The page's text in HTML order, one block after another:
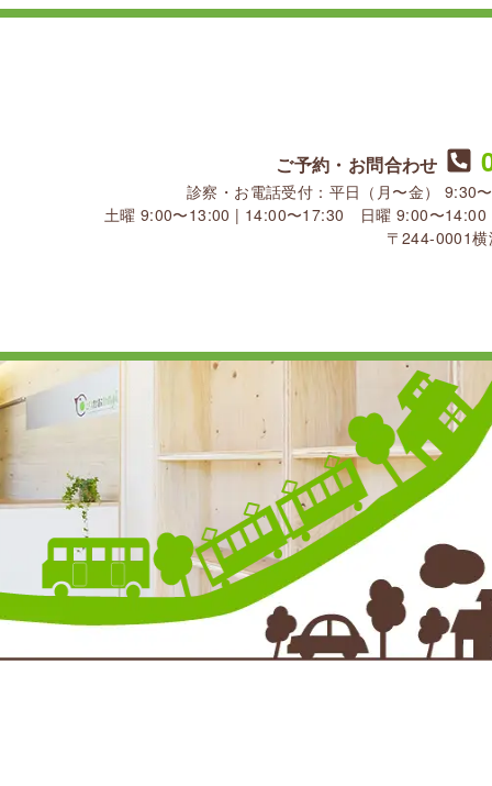
ご予約・お問合わせ
診察・お電話受付：平日（月〜金） 9:30
土曜 9:00〜13:00 | 14:00〜17:30 日曜 9:00〜
〒244-0001